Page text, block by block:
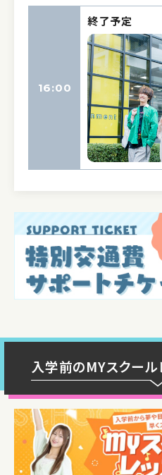
16:00
終了予定
入学前のMYスクール